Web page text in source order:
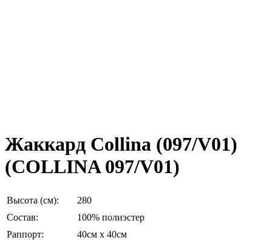
Жаккард Collina (097/V01)
(COLLINA 097/V01)
Высота (см):
280
Состав:
100% полиэстер
Раппорт:
40см х 40см